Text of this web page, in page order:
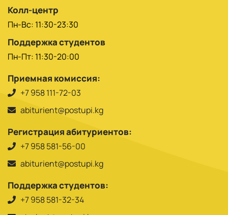
Колл-центр
Пн-Вс: 11:30-23:30
Поддержка студентов
Пн-Пт: 11:30-20:00
Приемная комиссия:
+7 958 111-72-03
abiturient@postupi.kg
Регистрация абитуриентов:
+7 958 581-56-00
abiturient@postupi.kg
Поддержка студентов:
+7 958 581-32-34